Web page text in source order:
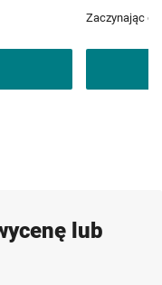
Zaczynając od
lub